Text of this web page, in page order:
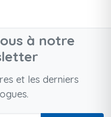
à notre
et les derniers